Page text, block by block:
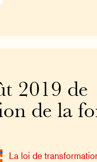
2019 de
de la
La loi de